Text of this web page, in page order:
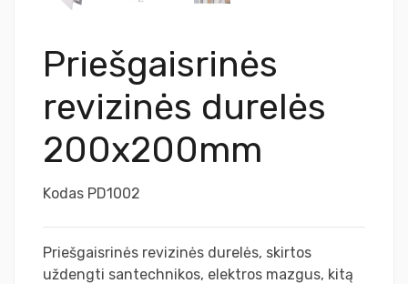
Priešgaisrinės
revizinės durelės
200x200mm
Kodas PD1002
Priešgaisrinės revizinės durelės, skirtos
uždengti santechnikos, elektros mazgus, kitą